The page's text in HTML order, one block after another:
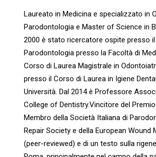
Laureato in Medicina e specializzato in
Parodontologia e Master of Science in
2000 è stato ricercatore ospite presso
Parodontologia presso la Facoltà di
Corso di Laurea Magistrale in
presso il Corso di Laurea in Igiene
Università. Dal 2014 è Professore
College of Dentistry.Vincitore del
Membro della Società Italiana di
Repair Society e della European
(peer-reviewed) e di un testo sulla